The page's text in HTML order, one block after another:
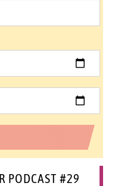
PODCAST #29